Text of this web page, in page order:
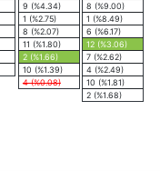
9 (%4.34)
1 (%2.75)
8 (%2.07)
11 (%1.80)
2 (%1.66)
10 (%1.39)
4 (%0.08)
8 (%9.00)
1 (%8.49)
6 (%6.17)
12 (%3.06)
7 (%2.62)
4 (%2.49)
10 (%1.81)
2 (%1.68)